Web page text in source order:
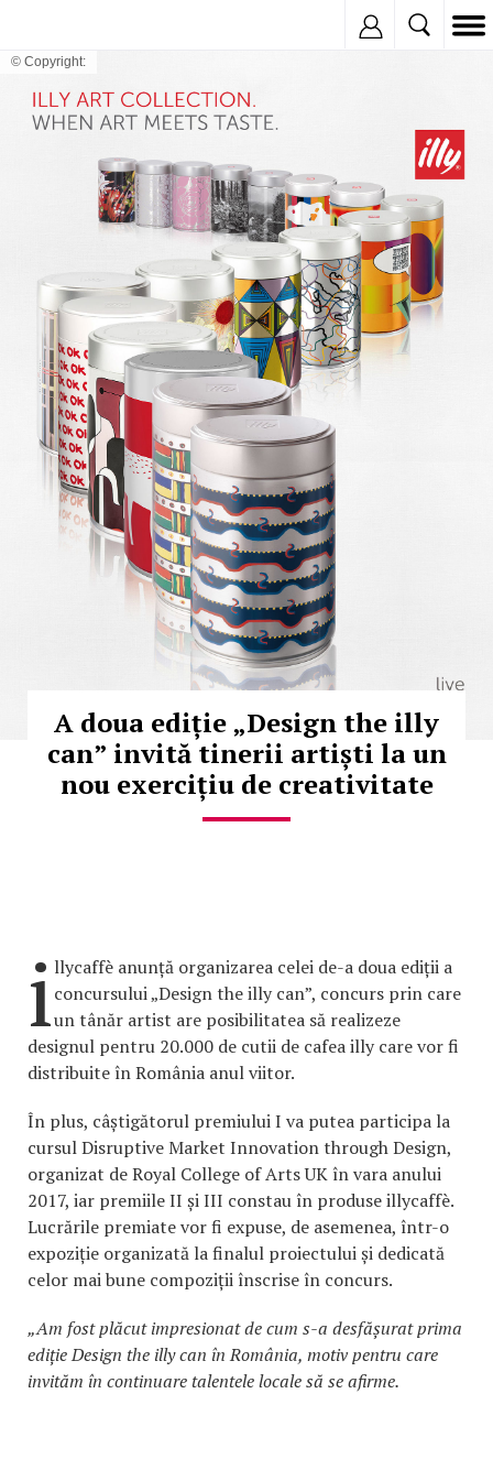
© Copyright:
A doua ediție „Design the illy
can” invită tinerii artiști la un
nou exercițiu de creativitate
illycaffè anunță organizarea celei de-a doua ediții a
concursului „Design the illy can”, concurs prin care
un tânăr artist are posibilitatea să realizeze
designul pentru 20.000 de cutii de cafea illy care vor fi
distribuite în România anul viitor.
În plus, câștigătorul premiului I va putea participa la
cursul Disruptive Market Innovation through Design,
organizat de Royal College of Arts UK în vara anului
2017, iar premiile II și III constau în produse illycaffè.
Lucrările premiate vor fi expuse, de asemenea, într-o
expoziție organizată la finalul proiectului și dedicată
celor mai bune compoziții înscrise în concurs.
„Am fost plăcut impresionat de cum s-a desfășurat prima
ediție Design the illy can în România, motiv pentru care
invităm în continuare talentele locale să se afirme.